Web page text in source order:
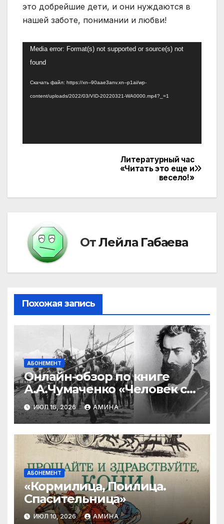
это добрейшие дети, и они нуждаются в
нашей заботе, понимании и любви!
Видеоплеер
Media error: Format(s) not supported or source(s) not
found
Скачать файл: https://xn--90aae3anv.xn--p1ai/wp-
content/uploads/2022/03/VID-20220321-WA0000.mp4?_=1
Литературный час
«Читать это еще и
весело!»
ОтЛейла Габаева
Похожая запись
АБОНЕМЕНТ
Онлайн-обзор по книге
А.А.Чумаченко «Человек с
Луны»
ИЮЛ 16, 2026 АМИНА
АБОНЕМЕНТ
«Кормилица, Поилица.
Спасительница»
ИЮЛ 10, 2026 АМИНА